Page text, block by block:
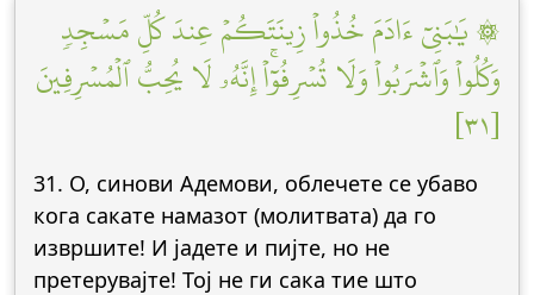
۞ يَٰبَنِيٓ ءَادَمَ خُذُواْ زِينَتَكُمۡ عِندَ كُلِّ مَسۡجِدٖ
وَكُلُواْ وَٱشۡرَبُواْ وَلَا تُسۡرِفُوٓاْۚ إِنَّهُۥ لَا يُحِبُّ ٱلۡمُسۡرِفِينَ
[٣١]
31. О, синови Адемови, облечете се убаво
кога сакате намазот (молитвата) да го
извршите! И јадете и пијте, но не
претерувајте! Тој не ги сака тие што